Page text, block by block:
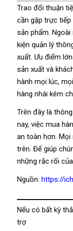
Trao đổi thuận
cần gặp trực tiếp
sản phẩm.
kiện quản lý
xuất. Ưu điểm
sản xuất và
hành mọi lúc,
hàng nhái kém
Trên đây là
nay, việc mua
an toàn hơn.
trên. Để giúp
những rắc rối
Nguồn: https://
Nếu có bất kỳ
trợ